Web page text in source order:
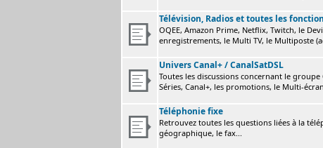
Télévision, Radios et toutes les
OQEE, Amazon Prime, Netflix, Twitch, le
enregistrements, le Multi TV, le Multiposte
Univers Canal+ / CanalSatDSL
Toutes les discussions concernant le
Séries, Canal+, les promotions, le Multi-
Téléphonie fixe
Retrouvez toutes les questions liées à la
géographique, le fax...